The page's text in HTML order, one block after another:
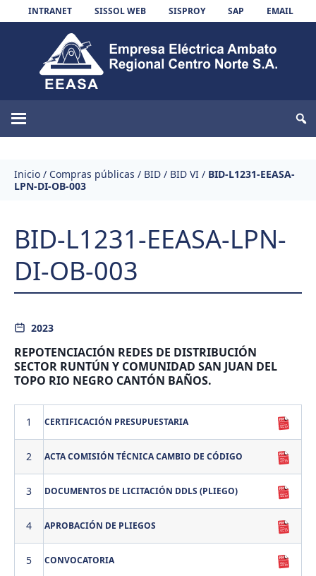
Skip to content
INTRANET SISSOL WEB SISPROY SAP EMAIL
EEASA
Inicio / Compras públicas / BID / BID VI / BID-L1231-EEASA-
LPN-DI-OB-003
BID-L1231-EEASA-LPN-
DI-OB-003
2023
REPOTENCIACIÓN REDES DE DISTRIBUCIÓN
SECTOR RUNTÚN Y COMUNIDAD SAN JUAN DEL
TOPO RIO NEGRO CANTÓN BAÑOS.
1 CERTIFICACIÓN PRESUPUESTARIA
2 ACTA COMISIÓN TÉCNICA CAMBIO DE CÓDIGO
3 DOCUMENTOS DE LICITACIÓN DDLS (PLIEGO)
4 APROBACIÓN DE PLIEGOS
5 CONVOCATORIA